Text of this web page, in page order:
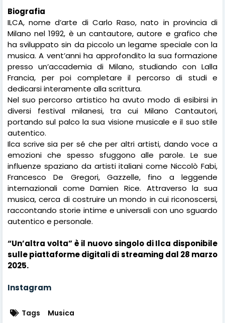
Biografia
ILCA, nome d’arte di Carlo Raso, nato in provincia di
Milano nel 1992, è un cantautore, autore e grafico che
ha sviluppato sin da piccolo un legame speciale con la
musica. A vent’anni ha approfondito la sua formazione
presso un’accademia di Milano, studiando con Lalla
Francia, per poi completare il percorso di studi e
dedicarsi interamente alla scrittura.
Nel suo percorso artistico ha avuto modo di esibirsi in
diversi festival milanesi, tra cui Milano Cantautori,
portando sul palco la sua visione musicale e il suo stile
autentico.
Ilca scrive sia per sé che per altri artisti, dando voce a
emozioni che spesso sfuggono alle parole. Le sue
influenze spaziano da artisti italiani come Niccolò Fabi,
Francesco De Gregori, Gazzelle, fino a leggende
internazionali come Damien Rice. Attraverso la sua
musica, cerca di costruire un mondo in cui riconoscersi,
raccontando storie intime e universali con uno sguardo
autentico e personale.
“Un’altra volta” è il nuovo singolo di Ilca disponibile
sulle piattaforme digitali di streaming dal 28 marzo
2025.
Instagram
Tags Musica